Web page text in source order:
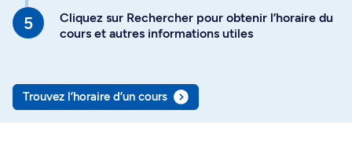
Cliquez sur Rechercher pour obtenir l’horaire du
cours et autres informations utiles
Trouvez l’horaire d’un cours